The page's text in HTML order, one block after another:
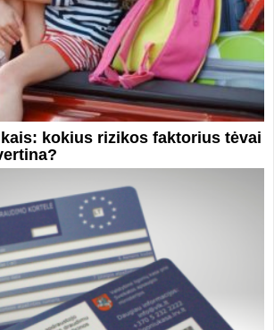
kokius rizikos faktorius tėvai